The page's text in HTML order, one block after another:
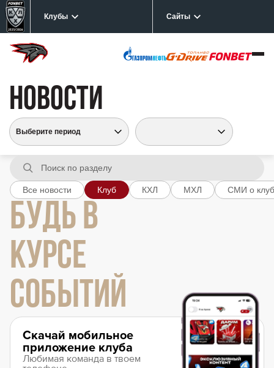
Клубы Сайты
НОВОСТИ
Все новости Клуб КХЛ МХЛ СМИ о
БУДЬ В
КУРСЕ
СОБЫТИЙ
Скачай мобильное
приложение клуба
Любимая команда в твоем